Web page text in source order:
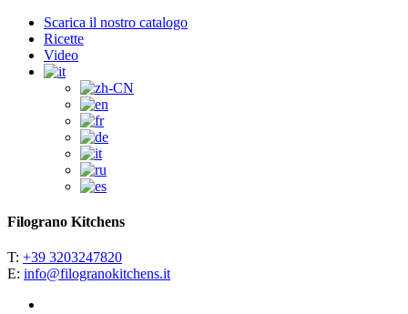
Scarica il nostro catalogo
Ricette
Video
Filograno Kitchens
T: +39 3203247820
E: info@filogranokitchens.it